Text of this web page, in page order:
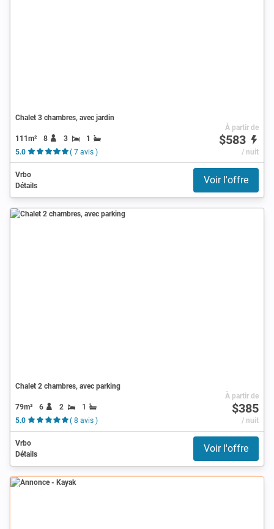
Chalet 3 chambres, avec jardin
111m² 8 3
1
5.0
( 7 avis )
À partir de
$583
/ nuit
Vrbo
Détails
Voir l'offre
Chalet 2 chambres, avec parking
79m² 6 2
1
5.0
( 8 avis )
À partir de
$385
/ nuit
Vrbo
Détails
Voir l'offre
Annonce